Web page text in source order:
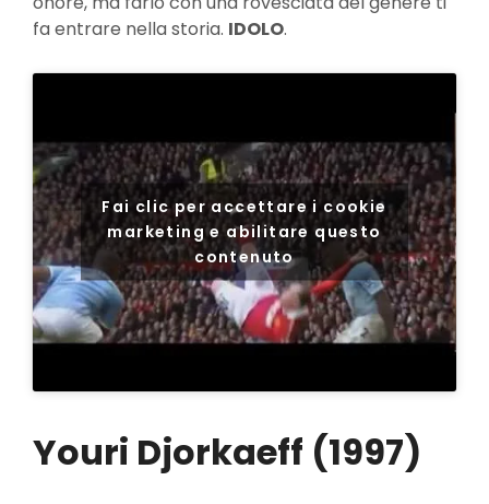
fa entrare nella storia. IDOLO.
Fai clic per accettare i cookie
marketing e abilitare questo
contenuto
Youri Djorkaeff (1997)